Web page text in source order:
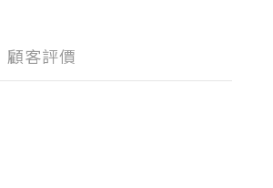
顧客評價